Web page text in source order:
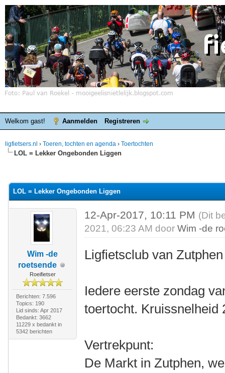
Welkom gast! Aanmelden Registreren
ligfietsers.nl › Toeren, tochten en agenda › Toertochten
LOL = Lekker Ongebonden Liggen
LOL = Lekker Ongebonden Liggen
Wim -de
roetsende
Roeifietser
Berichten: 7.596
Topics: 190
Lid sinds: Apr 2017
Bedankt: 3662
11229 x bedankt in
5342 berichten
12-Apr-2017, 10:11 PM (Dit
2021, 06:23 AM doorWim -de
Ligfietsclub van
Iedere eerste zondag
toertocht. Kruissnelheid
Vertrekpunt:
De Markt in Zutphen,